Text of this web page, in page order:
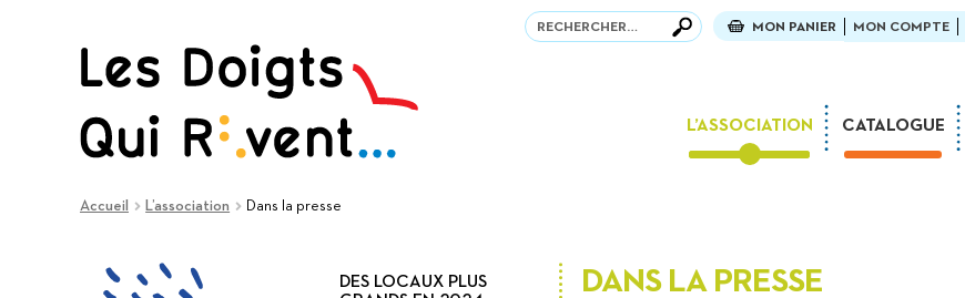
navigation
contenu
Recherche
Recherche MON PANIER MON COMPTE
L’ASSOCIATION
La fête des 30 ans !
L’équipe
CATALOGUE
Accueil L’association Dans la presse
DES LOCAUX PLUS
DANS LA PRESSE